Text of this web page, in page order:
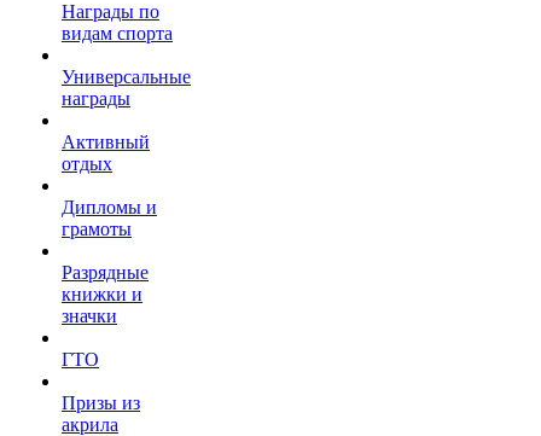
Награды по
видам спорта
Универсальные
награды
Активный
отдых
Дипломы и
грамоты
Разрядные
книжки и
значки
ГТО
Призы из
акрила